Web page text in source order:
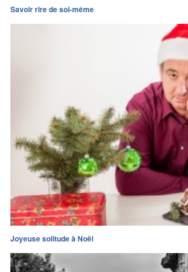
Savoir rire de soi-même
Joyeuse solitude à Noël